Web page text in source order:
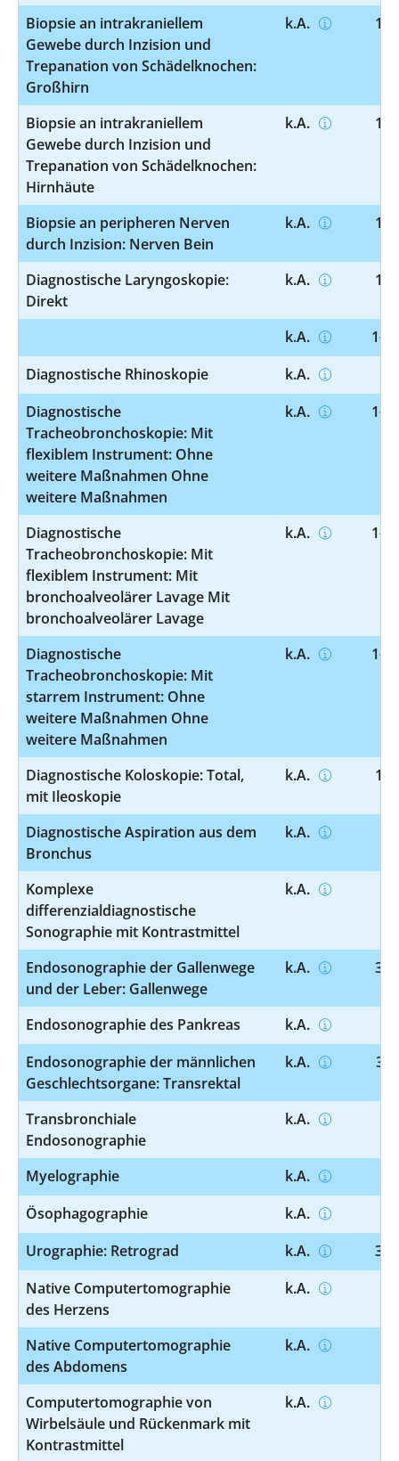
Biopsie an intrakraniellem
Gewebe durch Inzision und
Trepanation von Schädelknochen:
Großhirn
k.A. 1-
Biopsie an intrakraniellem
Gewebe durch Inzision und
Trepanation von Schädelknochen:
Hirnhäute
k.A. 1-
Biopsie an peripheren Nerven
durch Inzision: Nerven Bein
k.A. 1-
Diagnostische Laryngoskopie:
Direkt
k.A. 1-
k.A.
1-
Diagnostische Rhinoskopie
k.A.
Diagnostische
Tracheobronchoskopie: Mit
flexiblem Instrument: Ohne
weitere Maßnahmen Ohne
weitere Maßnahmen
k.A. 1-
Diagnostische
Tracheobronchoskopie: Mit
flexiblem Instrument: Mit
bronchoalveolärer Lavage Mit
bronchoalveolärer Lavage
k.A. 1-
Diagnostische
Tracheobronchoskopie: Mit
starrem Instrument: Ohne
weitere Maßnahmen Ohne
weitere Maßnahmen
k.A. 1-
Diagnostische Koloskopie: Total,
mit Ileoskopie
k.A. 1-
Diagnostische Aspiration aus dem
Bronchus
k.A.
Komplexe
differenzialdiagnostische
Sonographie mit Kontrastmittel
k.A.
Endosonographie der Gallenwege
und der Leber: Gallenwege
k.A. 3-
Endosonographie des Pankreas k.A.
Endosonographie der männlichen
Geschlechtsorgane: Transrektal
k.A. 3-
Transbronchiale
Endosonographie
k.A.
Myelographie k.A.
Ösophagographie
k.A.
Urographie: Retrograd
k.A.
3-
Native Computertomographie
des Herzens
k.A.
Native Computertomographie
des Abdomens
k.A.
Computertomographie von
Wirbelsäule und Rückenmark mit
Kontrastmittel
k.A.